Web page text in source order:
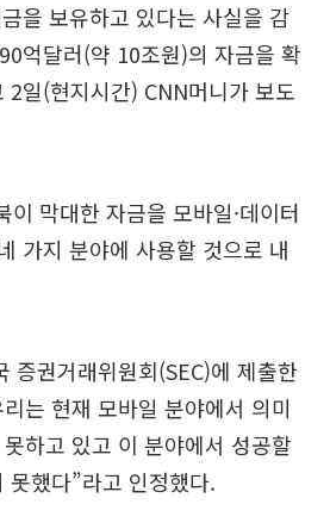
을 보유하고 있다는 사실을 감
억달러(약 10조원)의 자금을 확
2일(현지시간) CNN머니가 보도
이 막대한 자금을 모바일·데이터
가지 분야에 사용할 것으로 내
증권거래위원회(SEC)에 제출한
는 현재 모바일 분야에서 의미
하고 있고 이 분야에서 성공할
못했다”라고 인정했다.